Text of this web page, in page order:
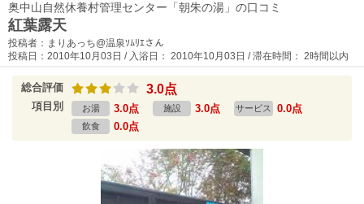
奥中山自然休養村管理センター「朝朱の湯」の口コミ
紅葉露天
投稿者：まりあっち@温泉ｿﾑﾘｴさん
投稿日：2010年10月03日 / 入浴日： 2010年10月03日 / 滞在時間： 2時間以内
総合評価 3.0点
項目別 お湯 3.0点 施設 3.0点 サービス 0.0点
飲食 0.0点